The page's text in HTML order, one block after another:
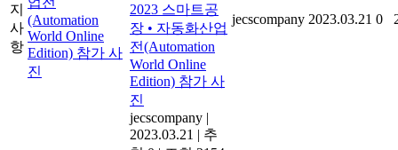
지
사
항
2023 스마트공
장 • 자동화산업
전(Automation
World Online
Edition) 참가 사
진
jecscompany |
2023.03.21 | 추
jecscompany 2023.03.21 0